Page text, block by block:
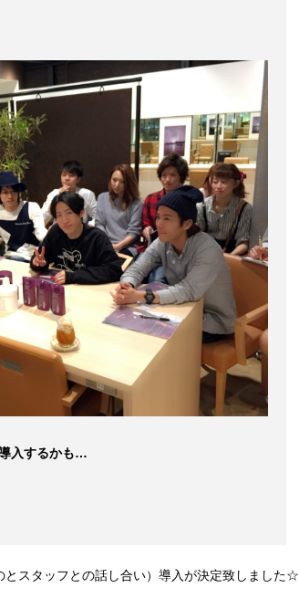
入するかも…
とスタッフとの話し合い）導入が決定致しました☆